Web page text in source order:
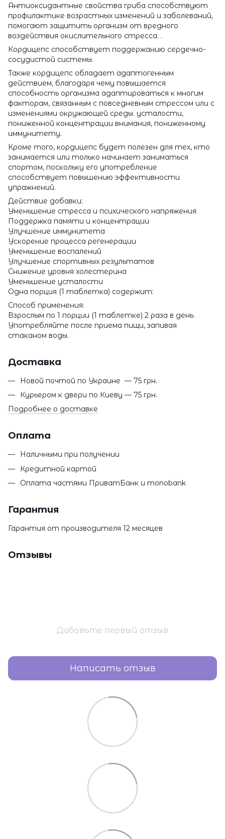
Антиоксидантные свойства гриба способствуют
профилактике возрастных изменений и заболеваний,
помогают защитить организм от вредного
воздействия окислительного стресса. .
Кордицепс способствует поддержанию сердечно-
сосудистой системы.
Также кордицепс обладает адаптогенным
действием, благодаря чему повышается
способность организма адаптироваться к многим
факторам, связанным с повседневным стрессом или с
изменениями окружающей среды. усталости,
пониженной концентрации внимания, пониженному
иммунитету.
Кроме того, кордицепс будет полезен для тех, кто
занимается или только начинает заниматься
спортом, поскольку его употребление
способствует повышению эффективности
упражнений.
Действие добавки:
Уменьшение стресса и психического напряжения
Поддержка памяти и концентрации
Улучшение иммунитета
Ускорение процесса регенерации
Уменьшение воспалений
Улучшение спортивных результатов
Снижение уровня холестерина
Уменьшение усталости
Одна порция (1 таблетка) содержит:
Способ применения:
Взрослым по 1 порции (1 таблетке) 2 раза в день.
Употребляйте после приема пищи, запивая
стаканом воды.
Доставка
Новой почтой по Украине — 75 грн.
Курьером к двери по Киеву — 75 грн.
Подробнее о доставке
Оплата
Наличными при получении
Кредитной картой
Оплата частями ПриватБанк и monobank
Гарантия
Гарантия от производителя 12 месяцев
Отзывы
Добавьте первый отзыв
Написать отзыв